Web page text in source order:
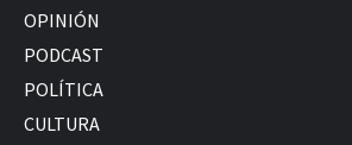
OPINIÓN
PODCAST
POLÍTICA
CULTURA